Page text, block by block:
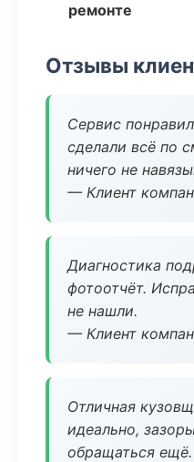
ремонте
Отзывы
Сервис
сделали всё по
ничего не
— Клиент
Диагностика
фотоотчёт.
не нашли.
— Клиент
Отличная
идеально,
обращаться ещё.